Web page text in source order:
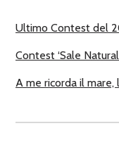
Ultimo Contest del
Contest ‘Sale
A me ricorda il mare,